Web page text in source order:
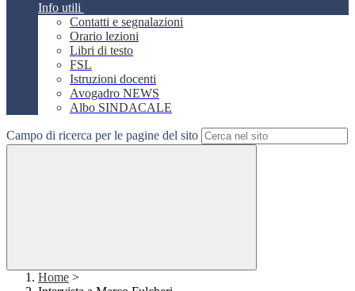
Info utili
Contatti e segnalazioni
Orario lezioni
Libri di testo
FSL
Istruzioni docenti
Avogadro NEWS
Albo SINDACALE
Campo di ricerca per le pagine del sito
Home >